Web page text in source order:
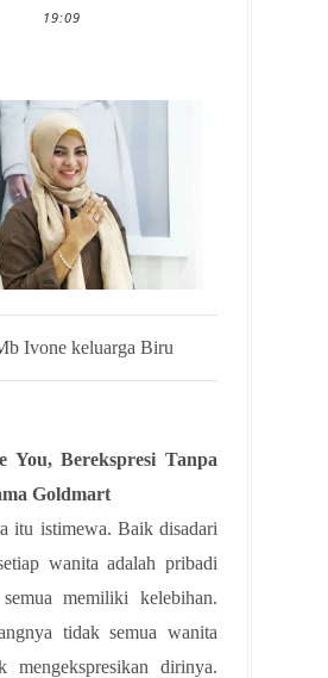
19:09
Ivone keluarga Biru
You, Berekspresi Tanpa
Goldmart
itu istimewa. Baik disadari
wanita adalah pribadi
memiliki kelebihan.
tidak semua wanita
mengekspresikan dirinya.